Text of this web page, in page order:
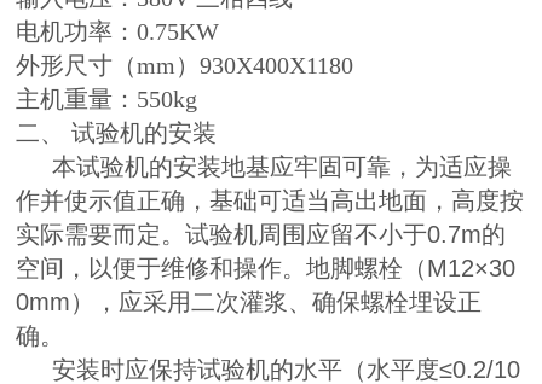
电机功率：0.75KW
外形尺寸（mm）930Х400Х1180
主机重量：550kg
二、 试验机的安装
本试验机的安装地基应牢固可靠，为适应操
作并使示值正确，基础可适当高出地面，高度按
实际需要而定。试验机周围应留不小于0.7m的
空间，以便于维修和操作。地脚螺栓（M12×30
0mm），应采用二次灌浆、确保螺栓埋设正
确。
安装时应保持试验机的水平（水平度≤0.2/10